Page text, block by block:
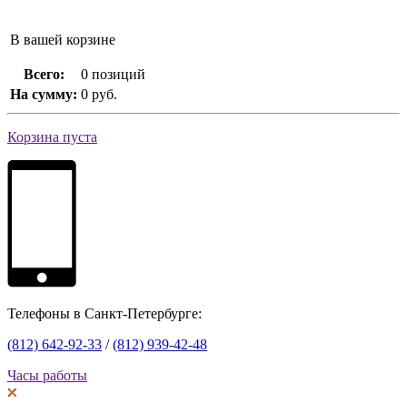
В вашей корзине
Всего:
0 позиций
На сумму: 0 руб.
Корзина пуста
Телефоны в Санкт-Петербурге:
(812) 642-92-33 /(812) 939-42-48
Часы работы